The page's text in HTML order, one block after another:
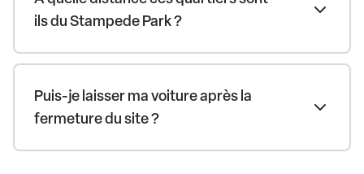
ils du Stampede Park ?
Puis-je laisser ma voiture après la
fermeture du site ?